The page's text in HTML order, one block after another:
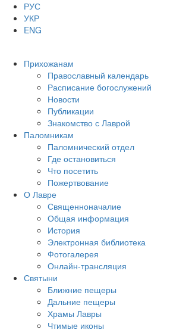
РУС
УКР
ENG
Прихожанам
Православный календарь
Расписание богослужений
Новости
Публикации
Знакомство с Лаврой
Паломникам
Паломнический отдел
Где остановиться
Что посетить
Пожертвование
О Лавре
Священноначалие
Общая информация
История
Электронная библиотека
Фотогалерея
Онлайн-трансляция
Святыни
Ближние пещеры
Дальние пещеры
Храмы Лавры
Чтимые иконы